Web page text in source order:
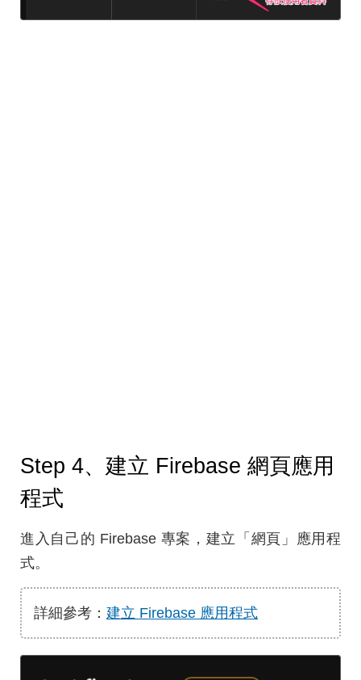
Step 4、建立 Firebase 網頁應用
程式
進入自己的 Firebase 專案，建立「網頁」應用程
式。
詳細參考： 建立 Firebase 應用程式